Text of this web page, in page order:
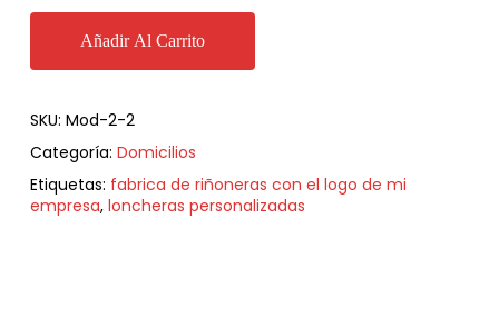
Añadir Al Carrito
SKU: Mod-2-2
Categoría: Domicilios
Etiquetas: fabrica de riñoneras con el logo de mi
empresa, loncheras personalizadas